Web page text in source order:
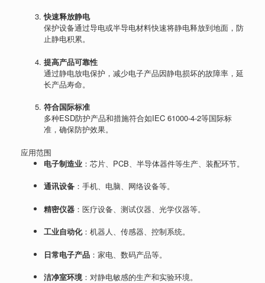
快速释放静电
保护设备通过导电或半导电材料快速将静电释放到地面，防
止静电积累。
提高产品可靠性
通过静电放电保护，减少电子产品因静电损坏的故障率，延
长产品寿命。
符合国际标准
多种ESD防护产品和措施符合如IEC 61000-4-2等国际标
准，确保防护效果。
应用范围
电子制造业 ：芯片、PCB、半导体器件等生产、装配环节。
通讯设备 ：手机、电脑、网络设备等。
精密仪器 ：医疗设备、测试仪器、光学仪器等。
工业自动化：机器人、传感器、控制系统。
日常电子产品 ：家电、数码产品等。
洁净室环境 ：对静电敏感的生产和实验环境。